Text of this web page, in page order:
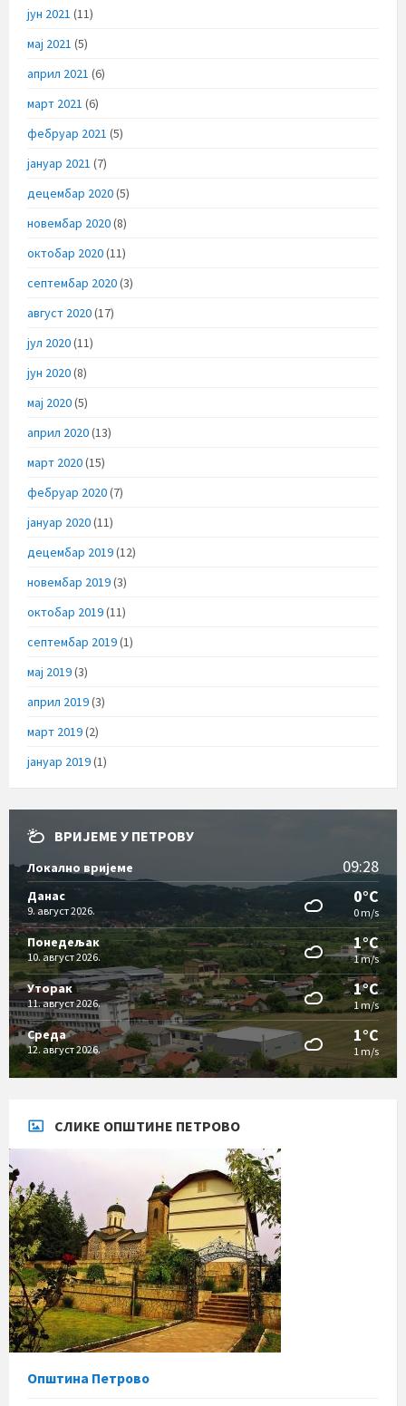
јун 2021 (11)
мај 2021 (5)
април 2021 (6)
март 2021 (6)
фебруар 2021 (5)
јануар 2021 (7)
децембар 2020(5)
новембар 2020(8)
октобар 2020(11)
септембар 2020(3)
август 2020(17)
јул 2020(11)
јун 2020(8)
мај 2020(5)
април 2020(13)
март 2020(15)
фебруар 2020(7)
јануар 2020(11)
децембар 2019(12)
новембар 2019(3)
октобар 2019(11)
септембар 2019(1)
мај 2019(3)
април 2019(3)
март 2019(2)
јануар 2019(1)
ВРИЈЕМЕ У ПЕТРОВУ
Локално вријеме 09:28
Данас
9. август 2026.
0°C
0 m/s
Понедељак
10. август 2026.
1°C
1 m/s
Уторак
11. август 2026.
1°C
1 m/s
Cреда
12. август 2026.
1°C
1 m/s
СЛИКЕ ОПШТИНЕ ПЕТРОВО
Општина Петрово